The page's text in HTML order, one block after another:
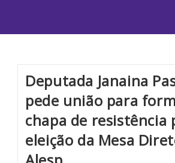
Deputada Janaina
pede união para
chapa de resistência
eleição da Mesa